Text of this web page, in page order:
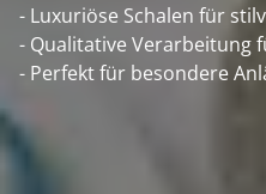
- Luxuriöse Schalen für
- Qualitative Verarbeitung
- Perfekt für besondere